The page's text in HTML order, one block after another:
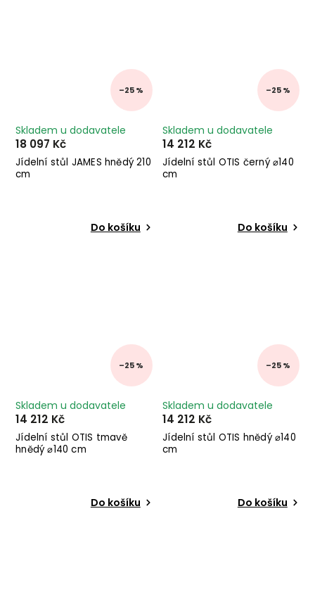
–25 %
Jídelní stůl JAMES hnědý 210
cm
Skladem u dodavatele
18 097 Kč
Do košíku
–25 %
Jídelní stůl OTIS černý ⌀140
cm
Skladem u dodavatele
14 212 Kč
Do košíku
–25 %
Jídelní stůl OTIS tmavě
hnědý ⌀140 cm
Skladem u dodavatele
14 212 Kč
Do košíku
–25 %
Jídelní stůl OTIS hnědý ⌀140
cm
Skladem u dodavatele
14 212 Kč
Do košíku